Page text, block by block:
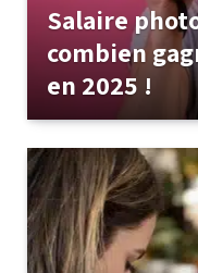
Salaire
combien
en 2025 !